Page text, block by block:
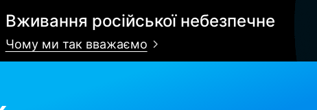
Вживання російської небезпечне
Чому ми так вважаємо